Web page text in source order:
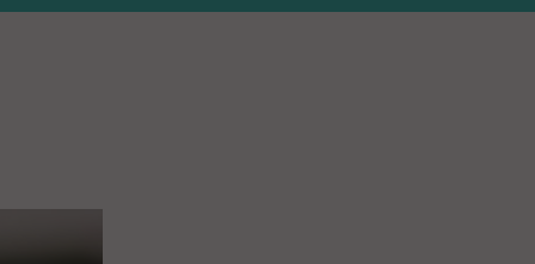
ситуация
документы на животных
Новости ВСЭ
Нормативно-правовые